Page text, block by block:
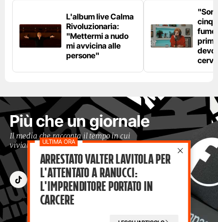
L'album live Calma
Rivoluzionaria:
"Mettermi a nudo
mi avvicina alle
persone"
fumo
devo
Più che un giornale
Il media che racconta il tempo in cui
viviamo con occhi moderni
Arrestato Valter Lavitola per
l'attentato a Ranucci:
l'imprenditore portato in
carcere